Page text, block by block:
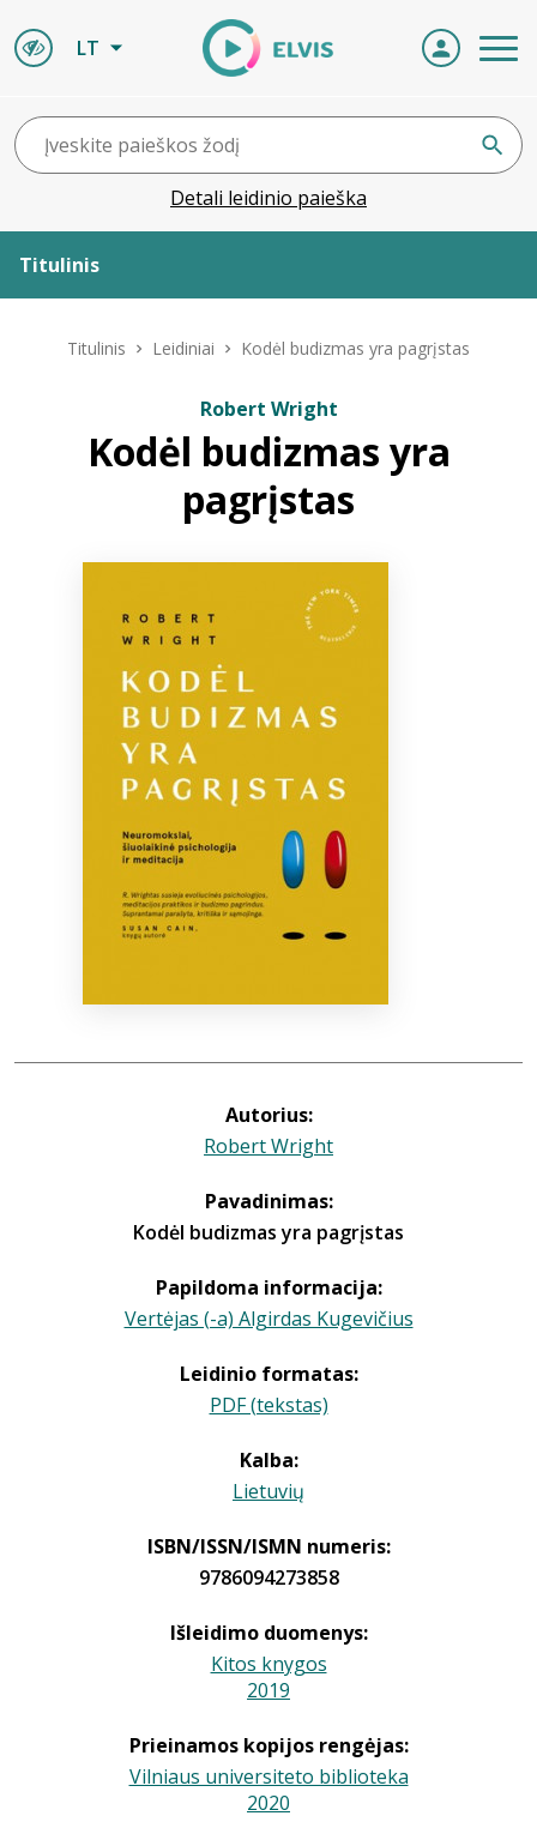
LT
Detali leidinio paieška
Titulinis
ELVIS atvyksta
Titulinis Leidiniai Kodėl budizmas yra pagrįstas
Robert Wright
Kodėl budizmas yra
pagrįstas
Autorius:
Robert Wright
Pavadinimas:
Kodėl budizmas yra pagrįstas
Papildoma informacija:
Vertėjas (-a) Algirdas Kugevičius
Leidinio formatas:
PDF (tekstas)
Kalba:
Lietuvių
ISBN/ISSN/ISMN numeris:
9786094273858
Išleidimo duomenys:
Kitos knygos
|
2019
Prieinamos kopijos rengėjas:
Vilniaus universiteto biblioteka
|
2020